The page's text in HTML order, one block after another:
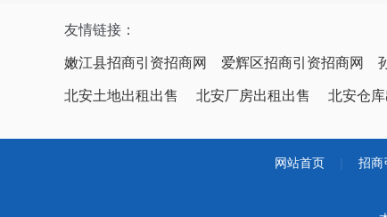
友情链接：
嫩江县招商引资招商网 爱辉区招商引资招商网
北安土地出租出售 北安厂房出租出售 北安仓
网站首页 招商